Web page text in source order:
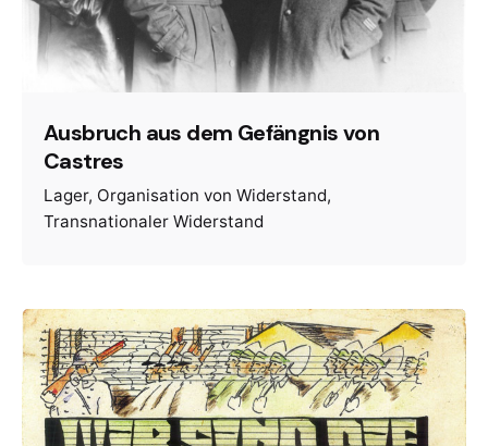
Ausbruch aus dem Gefängnis von
Castres
Lager Organisation von Widerstand
Transnationaler Widerstand